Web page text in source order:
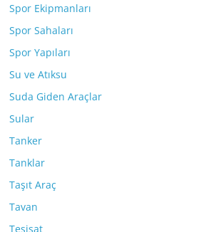
Spor Ekipmanları
Spor Sahaları
Spor Yapıları
Su ve Atıksu
Suda Giden Araçlar
Sular
Tanker
Tanklar
Taşıt Araç
Tavan
Tesisat